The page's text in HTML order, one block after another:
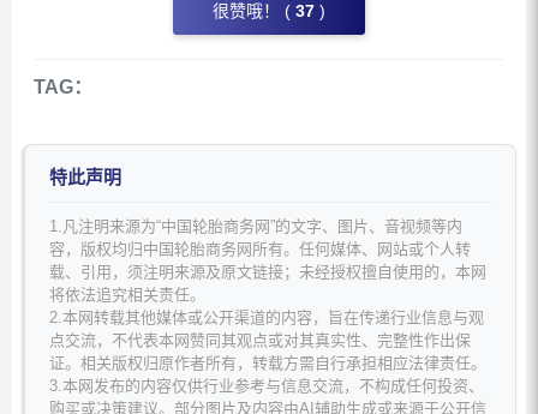
很赞哦！ ( 37 )
TAG：
特此声明
1.凡注明来源为“中国轮胎商务网”的文字、图片、音视频等内
容，版权均归中国轮胎商务网所有。任何媒体、网站或个人转
载、引用，须注明来源及原文链接；未经授权擅自使用的，本网
将依法追究相关责任。
2.本网转载其他媒体或公开渠道的内容，旨在传递行业信息与观
点交流，不代表本网赞同其观点或对其真实性、完整性作出保
证。相关版权归原作者所有，转载方需自行承担相应法律责任。
3.本网发布的内容仅供行业参考与信息交流，不构成任何投资、
购买或决策建议。部分图片及内容由AI辅助生成或来源于公开信